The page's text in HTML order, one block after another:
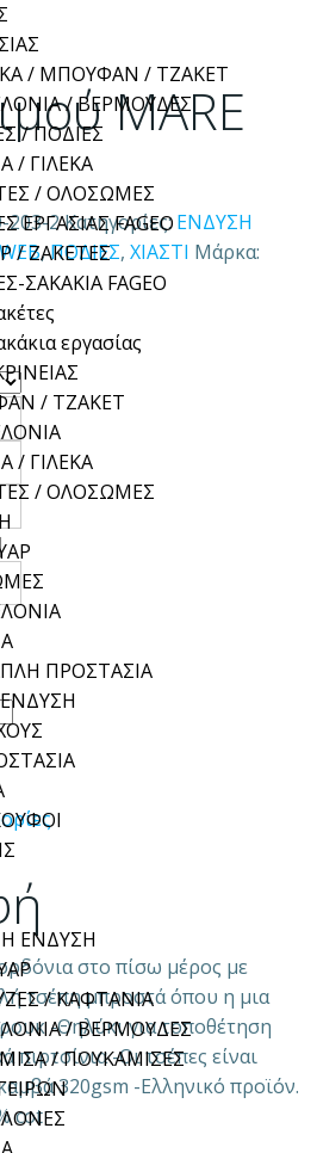
/ ΜΠΟΥΦΑΝ / ΤΖΑΚΕΤ
/ ΒΕΡΜΟΥΔΕΣ
/ ΠΟΔΙΕΣ
/ ΓΙΛΕΚΑ
/ ΟΛΟΣΩΜΕΣ
ΕΡΓΑΣΙΑΣ FAGEO
/ ΖΑΚΕΤΕΣ
ΣΑΚΑΚΙΑ FAGEO
εργασίας
/ ΤΖΑΚΕΤ
/ ΓΙΛΕΚΑ
/ ΟΛΟΣΩΜΕΣ
ΠΡΟΣΤΑΣΙΑ
ΕΝΔΥΣΗ
/ ΚΑΦΤΑΝΙΑ
/ ΒΕΡΜΟΥΔΕΣ
/ ΠΟΥΚΑΜΙΣΕΣ
MARE
203-2Κατηγορίες:ΕΝΔΥΣΗ
,ΠΟΔΙΕΣ, ΧΙΑΣΤΙ Μάρκα:
στο πίσω μέρος με
τσέπη μπροστά όπου η μια
-Θηλύκι για τοποθέτηση
πιρτσίνια -Οι τσέπες είναι
320gsm -Ελληνικό προϊόν.
cot